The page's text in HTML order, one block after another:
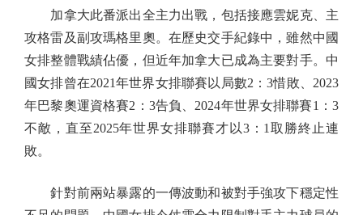
加拿大此番派出全主力出戰，包括接應雲妮克、主
攻格雷及副攻瑪格里奧。在歷史交手紀錄中，雖然中國
女排整體戰績佔優，但近年加拿大已成為主要對手。中
國女排曾在2021年世界女排聯賽以局數2：3惜敗、2023
年巴黎奧運資格賽2：3告負、2024年世界女排聯賽1：3
不敵，直至2025年世界女排聯賽才以3：1取勝終止連
敗。
針對前兩站暴露的一傳波動和被對手強攻下穩定性